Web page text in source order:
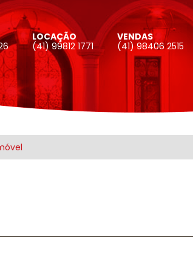
LOCAÇÃO
(41) 99812 1771
VENDAS
(41) 98406 2515